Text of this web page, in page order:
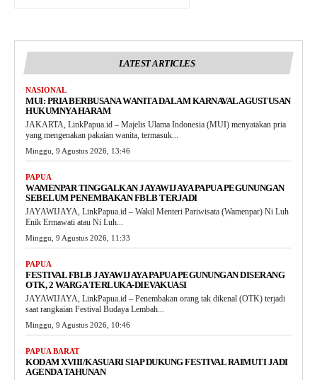
LATEST ARTICLES
NASIONAL
MUI: PRIA BERBUSANA WANITA DALAM KARNAVAL AGUSTUSAN
HUKUMNYA HARAM
JAKARTA, LinkPapua.id – Majelis Ulama Indonesia (MUI) menyatakan pria
yang mengenakan pakaian wanita, termasuk...
Minggu, 9 Agustus 2026, 13:46
PAPUA
WAMENPAR TINGGALKAN JAYAWIJAYA PAPUA PEGUNUNGAN
SEBELUM PENEMBAKAN FBLB TERJADI
JAYAWIJAYA, LinkPapua.id – Wakil Menteri Pariwisata (Wamenpar) Ni Luh
Enik Ermawati atau Ni Luh...
Minggu, 9 Agustus 2026, 11:33
PAPUA
FESTIVAL FBLB JAYAWIJAYA PAPUA PEGUNUNGAN DISERANG
OTK, 2 WARGA TERLUKA-DIEVAKUASI
JAYAWIJAYA, LinkPapua.id – Penembakan orang tak dikenal (OTK) terjadi
saat rangkaian Festival Budaya Lembah...
Minggu, 9 Agustus 2026, 10:46
PAPUA BARAT
KODAM XVIII/KASUARI SIAP DUKUNG FESTIVAL RAIMUTI JADI
AGENDA TAHUNAN